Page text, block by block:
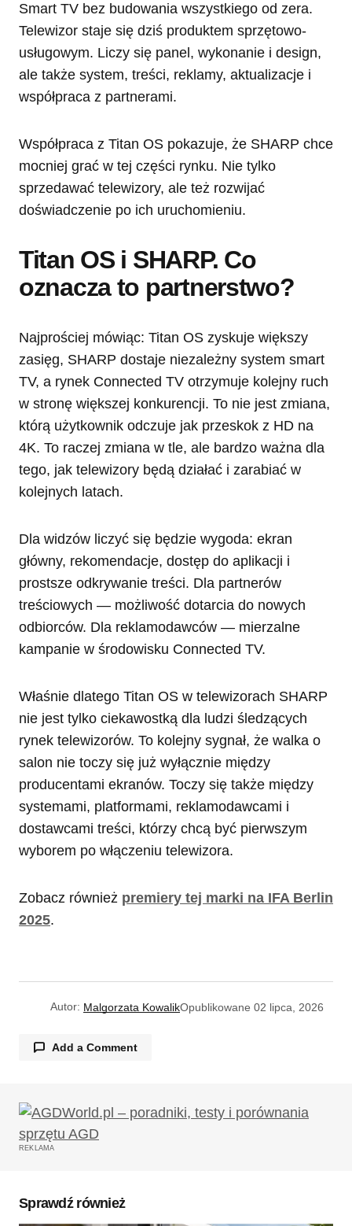
Smart TV bez budowania wszystkiego od zera.
Telewizor staje się dziś produktem sprzętowo-
usługowym. Liczy się panel, wykonanie i design,
ale także system, treści, reklamy, aktualizacje i
współpraca z partnerami.
Współpraca z Titan OS pokazuje, że SHARP chce
mocniej grać w tej części rynku. Nie tylko
sprzedawać telewizory, ale też rozwijać
doświadczenie po ich uruchomieniu.
Titan OS i SHARP. Co
oznacza to partnerstwo?
Najprościej mówiąc: Titan OS zyskuje większy
zasięg, SHARP dostaje niezależny system smart
TV, a rynek Connected TV otrzymuje kolejny ruch
w stronę większej konkurencji. To nie jest zmiana,
którą użytkownik odczuje jak przeskok z HD na
4K. To raczej zmiana w tle, ale bardzo ważna dla
tego, jak telewizory będą działać i zarabiać w
kolejnych latach.
Dla widzów liczyć się będzie wygoda: ekran
główny, rekomendacje, dostęp do aplikacji i
prostsze odkrywanie treści. Dla partnerów
treściowych — możliwość dotarcia do nowych
odbiorców. Dla reklamodawców — mierzalne
kampanie w środowisku Connected TV.
Właśnie dlatego Titan OS w telewizorach SHARP
nie jest tylko ciekawostką dla ludzi śledzących
rynek telewizorów. To kolejny sygnał, że walka o
salon nie toczy się już wyłącznie między
producentami ekranów. Toczy się także między
systemami, platformami, reklamodawcami i
dostawcami treści, którzy chcą być pierwszym
wyborem po włączeniu telewizora.
Zobacz również premiery tej marki na IFA Berlin
2025.
Autor: Malgorzata KowalikOpublikowane 02 lipca, 2026
Add a Comment
Twój adres email nie zostanie opublikowany.
Wymagane pola są oznaczone
REKLAMA
Sprawdź również